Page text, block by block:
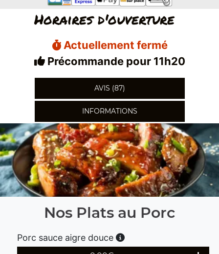
Horaires d'ouverture
Actuellement fermé
Précommande pour 11h20
AVIS (87)
INFORMATIONS
Nos Plats au Porc
Porc sauce aigre douce